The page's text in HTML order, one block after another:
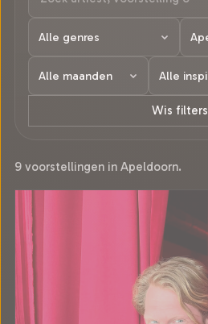
Wis filters
9 voorstellingen in Apeldoorn.